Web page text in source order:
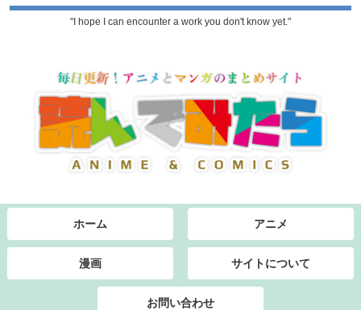
"I hope I can encounter a work you don't know yet."
ホーム アニメ
漫画 サイトについて
お問い合わせ